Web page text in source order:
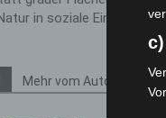
in soziale
Mehr vom Autor